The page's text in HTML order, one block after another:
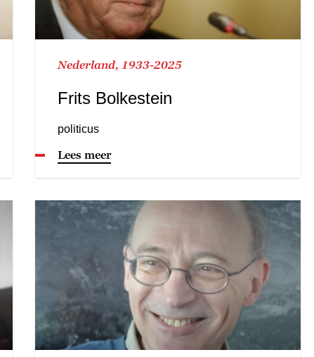
Nederland, 1933-2025
Frits Bolkestein
politicus
Lees meer